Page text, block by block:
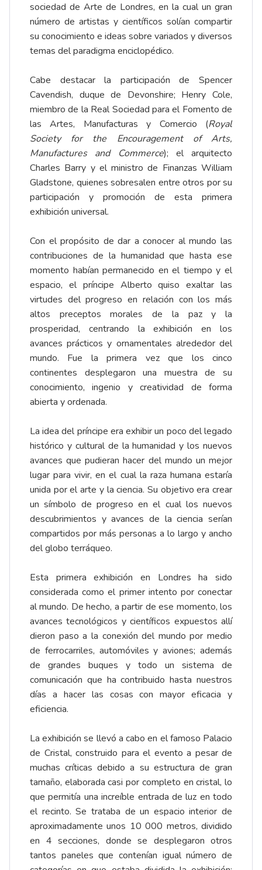
sociedad de Arte de Londres, en la cual un gran
número de artistas y científicos solían compartir
su conocimiento e ideas sobre variados y diversos
temas del paradigma enciclopédico.
Cabe destacar la participación de Spencer
Cavendish, duque de Devonshire; Henry Cole,
miembro de la Real Sociedad para el Fomento de
las Artes, Manufacturas y Comercio (Royal
Society for the Encouragement of Arts,
Manufactures and Commerce); el arquitecto
Charles Barry y el ministro de Finanzas William
Gladstone, quienes sobresalen entre otros por su
participación y promoción de esta primera
exhibición universal.
Con el propósito de dar a conocer al mundo las
contribuciones de la humanidad que hasta ese
momento habían permanecido en el tiempo y el
espacio, el príncipe Alberto quiso exaltar las
virtudes del progreso en relación con los más
altos preceptos morales de la paz y la
prosperidad, centrando la exhibición en los
avances prácticos y ornamentales alrededor del
mundo. Fue la primera vez que los cinco
continentes desplegaron una muestra de su
conocimiento, ingenio y creatividad de forma
abierta y ordenada.
La idea del príncipe era exhibir un poco del legado
histórico y cultural de la humanidad y los nuevos
avances que pudieran hacer del mundo un mejor
lugar para vivir, en el cual la raza humana estaría
unida por el arte y la ciencia. Su objetivo era crear
un símbolo de progreso en el cual los nuevos
descubrimientos y avances de la ciencia serían
compartidos por más personas a lo largo y ancho
del globo terráqueo.
Esta primera exhibición en Londres ha sido
considerada como el primer intento por conectar
al mundo. De hecho, a partir de ese momento, los
avances tecnológicos y científicos expuestos allí
dieron paso a la conexión del mundo por medio
de ferrocarriles, automóviles y aviones; además
de grandes buques y todo un sistema de
comunicación que ha contribuido hasta nuestros
días a hacer las cosas con mayor eficacia y
eficiencia.
La exhibición se llevó a cabo en el famoso Palacio
de Cristal, construido para el evento a pesar de
muchas críticas debido a su estructura de gran
tamaño, elaborada casi por completo en cristal, lo
que permitía una increíble entrada de luz en todo
el recinto. Se trataba de un espacio interior de
aproximadamente unos 10 000 metros, dividido
en 4 secciones, donde se desplegaron otros
tantos paneles que contenían igual número de